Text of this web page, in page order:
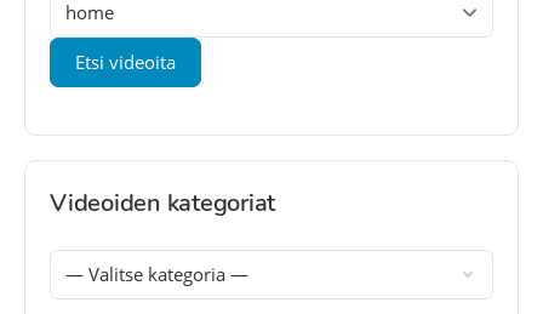
Videoiden kategoriat